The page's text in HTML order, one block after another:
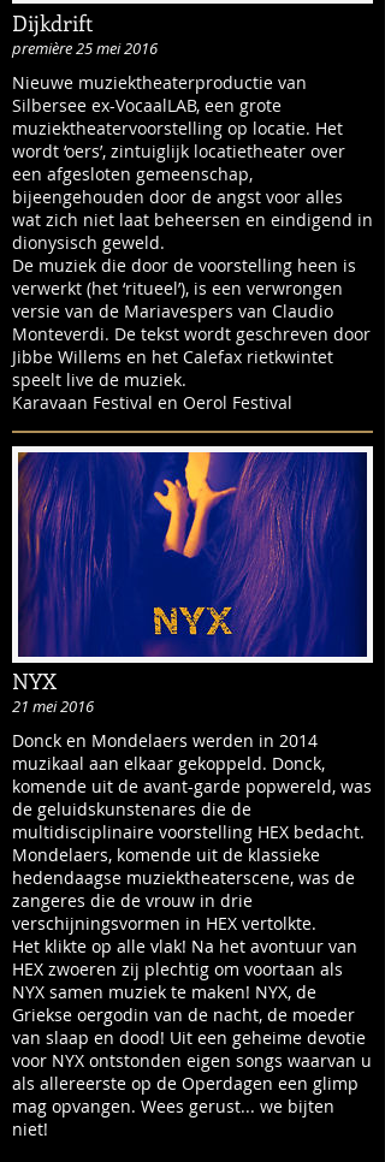
Dijkdrift
première 25 mei 2016
Nieuwe muziektheaterproductie van
Silbersee ex-VocaalLAB, een grote
muziektheatervoorstelling op locatie. Het
wordt ‘oers’, zintuiglijk locatietheater over
een afgesloten gemeenschap,
bijeengehouden door de angst voor alles
wat zich niet laat beheersen en eindigend in
dionysisch geweld.
De muziek die door de voorstelling heen is
verwerkt (het ‘ritueel’), is een verwrongen
versie van de Mariavespers van Claudio
Monteverdi. De tekst wordt geschreven door
Jibbe Willems en het Calefax rietkwintet
speelt live de muziek.
Karavaan Festival en Oerol Festival
NYX
21 mei 2016
Donck en Mondelaers werden in 2014
muzikaal aan elkaar gekoppeld. Donck,
komende uit de avant-garde popwereld, was
de geluidskunstenares die de
multidisciplinaire voorstelling HEX bedacht.
Mondelaers, komende uit de klassieke
hedendaagse muziektheaterscene, was de
zangeres die de vrouw in drie
verschijningsvormen in HEX vertolkte.
Het klikte op alle vlak! Na het avontuur van
HEX zwoeren zij plechtig om voortaan als
NYX samen muziek te maken! NYX, de
Griekse oergodin van de nacht, de moeder
van slaap en dood! Uit een geheime devotie
voor NYX ontstonden eigen songs waarvan u
als allereerste op de Operdagen een glimp
mag opvangen. Wees gerust... we bijten
niet!